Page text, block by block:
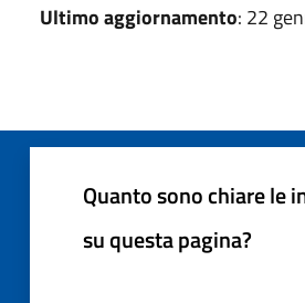
Ultimo aggiornamento: 22
Quanto sono chiare le
su questa pagina?